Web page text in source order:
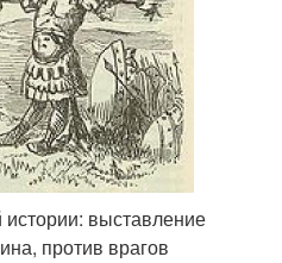
выставление
против врагов